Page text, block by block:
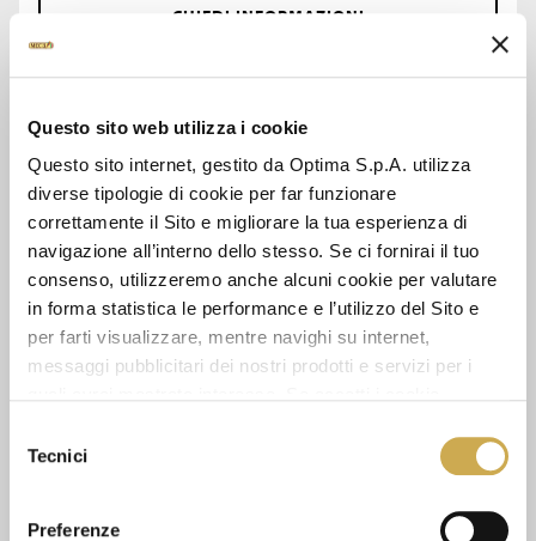
Questo sito web utilizza i cookie
Questo sito internet, gestito da Optima S.p.A. utilizza
diverse tipologie di cookie per far funzionare
correttamente il Sito e migliorare la tua esperienza di
navigazione all’interno dello stesso. Se ci fornirai il tuo
consenso, utilizzeremo anche alcuni cookie per valutare
in forma statistica le performance e l’utilizzo del Sito e
per farti visualizzare, mentre navighi su internet,
messaggi pubblicitari dei nostri prodotti e servizi per i
delTecnici
Preferenze
CHIEDI INFORMAZIONI
GUARDA ANCHE